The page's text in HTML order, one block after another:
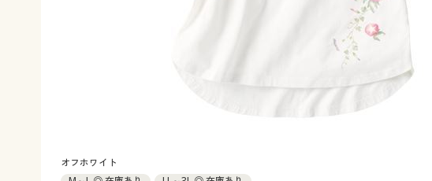
オフホワイト